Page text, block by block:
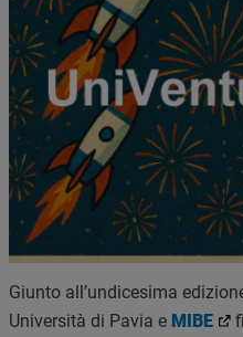
Giunto all’undicesima
Università di Pavia e MIBE